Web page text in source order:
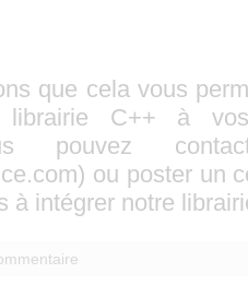
que cela vous
librairie C++ à
pouvez
ou poster un
à intégrer notre